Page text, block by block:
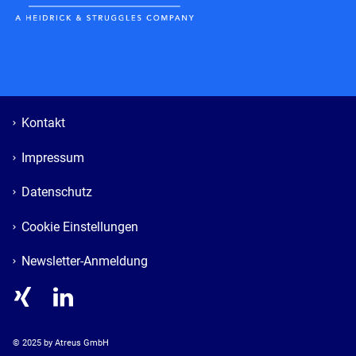
Kontakt
Impressum
Datenschutz
Cookie Einstellungen
Newsletter-Anmeldung
© 2025 by Atreus GmbH